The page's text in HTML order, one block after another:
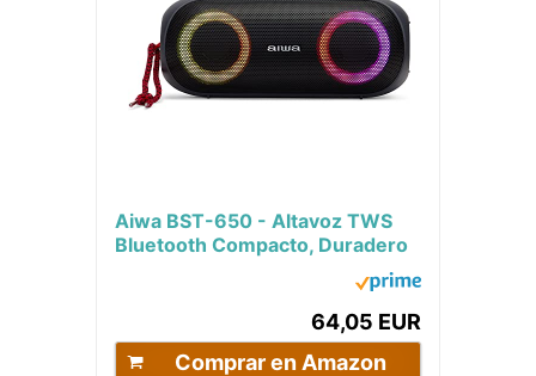
Aiwa BST-650 - Altavoz TWS
Bluetooth Compacto, Duradero
y Potente con tecnología Hyper
64,05 EUR
Comprar en Amazon